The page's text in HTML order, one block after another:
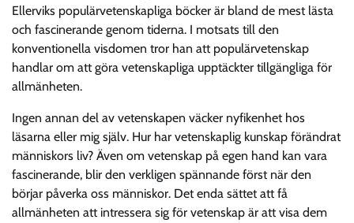
Ellerviks populärvetenskapliga böcker är bland de mest lästa
och fascinerande genom tiderna. I motsats till den
konventionella visdomen tror han att populärvetenskap
handlar om att göra vetenskapliga upptäckter tillgängliga för
allmänheten.
Ingen annan del av vetenskapen väcker nyfikenhet hos
läsarna eller mig själv. Hur har vetenskaplig kunskap förändrat
människors liv? Även om vetenskap på egen hand kan vara
fascinerande, blir den verkligen spännande först när den
börjar påverka oss människor. Det enda sättet att få
allmänheten att intressera sig för vetenskap är att visa dem